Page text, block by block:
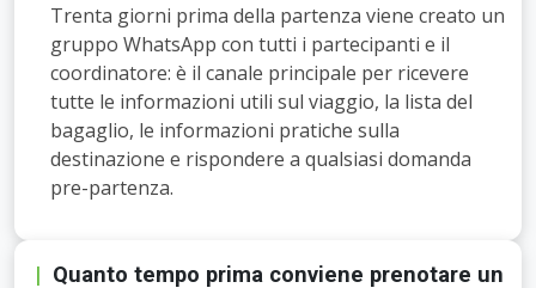
Trenta giorni prima della partenza viene creato un
gruppo WhatsApp con tutti i partecipanti e il
coordinatore: è il canale principale per ricevere
tutte le informazioni utili sul viaggio, la lista del
bagaglio, le informazioni pratiche sulla
destinazione e rispondere a qualsiasi domanda
pre-partenza.
Quanto tempo prima conviene prenotare un